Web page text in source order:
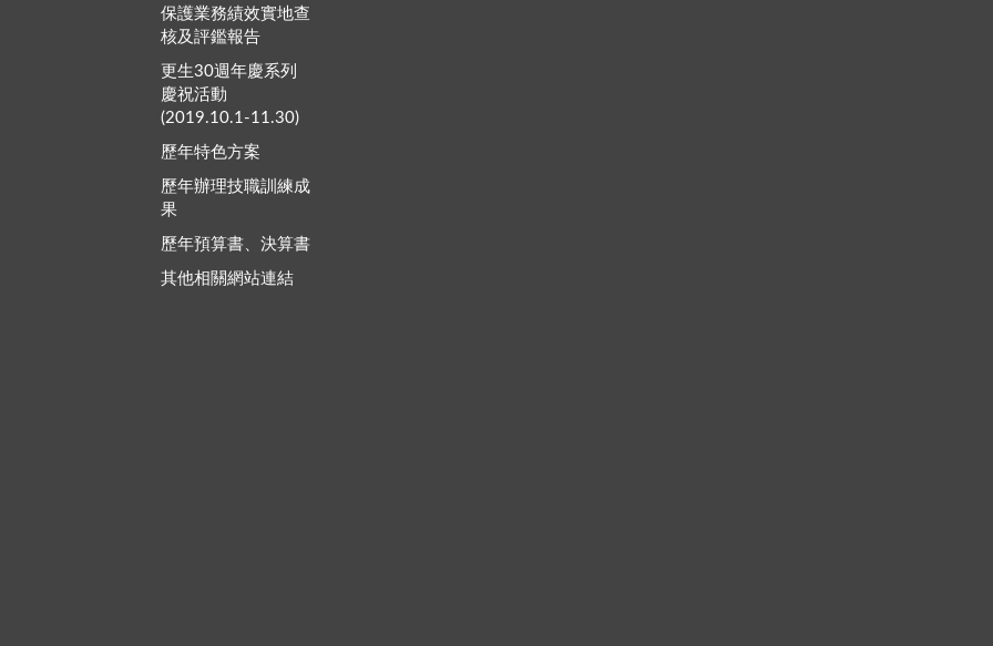
保護業務績效實地查
核及評鑑報告
更生30週年慶系列
慶祝活動
(2019.10.1-11.30)
歷年特色方案
歷年辦理技職訓練成
果
歷年預算書、決算書
其他相關網站連結